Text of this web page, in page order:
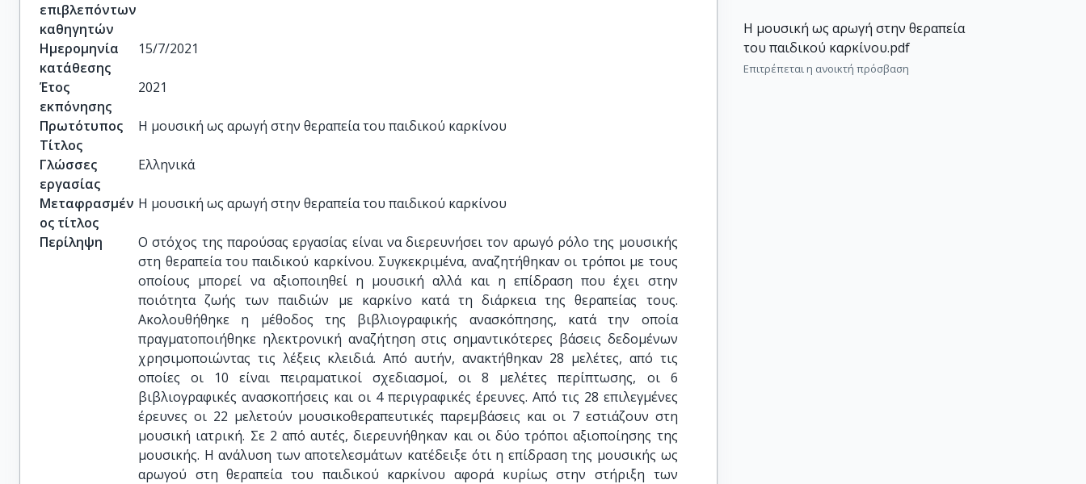
επιβλεπόντων
καθηγητών
Ημερομηνία
κατάθεσης
15/7/2021
Έτος
εκπόνησης
2021
Πρωτότυπος
Τίτλος
Η μουσική ως αρωγή στην θεραπεία του παιδικού καρκίνου
Γλώσσες
εργασίας
Ελληνικά
Μεταφρασμέν
ος τίτλος
Η μουσική ως αρωγή στην θεραπεία του παιδικού καρκίνου
Περίληψη
Ο στόχος της παρούσας εργασίας είναι να διερευνήσει τον αρωγό ρόλο της μουσικής
στη θεραπεία του παιδικού καρκίνου. Συγκεκριμένα, αναζητήθηκαν οι τρόποι με τους
οποίους μπορεί να αξιοποιηθεί η μουσική αλλά και η επίδραση που έχει στην
ποιότητα ζωής των παιδιών με καρκίνο κατά τη διάρκεια της θεραπείας τους.
Ακολουθήθηκε η μέθοδος της βιβλιογραφικής ανασκόπησης, κατά την οποία
πραγματοποιήθηκε ηλεκτρονική αναζήτηση στις σημαντικότερες βάσεις δεδομένων
χρησιμοποιώντας τις λέξεις κλειδιά. Από αυτήν, ανακτήθηκαν 28 μελέτες, από τις
οποίες οι 10 είναι πειραματικοί σχεδιασμοί, οι 8 μελέτες περίπτωσης, οι 6
βιβλιογραφικές ανασκοπήσεις και οι 4 περιγραφικές έρευνες. Από τις 28 επιλεγμένες
έρευνες οι 22 μελετούν μουσικοθεραπευτικές παρεμβάσεις και οι 7 εστιάζουν στη
μουσική ιατρική. Σε 2 από αυτές, διερευνήθηκαν και οι δύο τρόποι αξιοποίησης της
μουσικής. Η ανάλυση των αποτελεσμάτων κατέδειξε ότι η επίδραση της μουσικής ως
αρωγού στη θεραπεία του παιδικού καρκίνου αφορά κυρίως στην στήριξη των
Η μουσική ως αρωγή στην θεραπεία
του παιδικού καρκίνου.pdf
Επιτρέπεται η ανοικτή πρόσβαση